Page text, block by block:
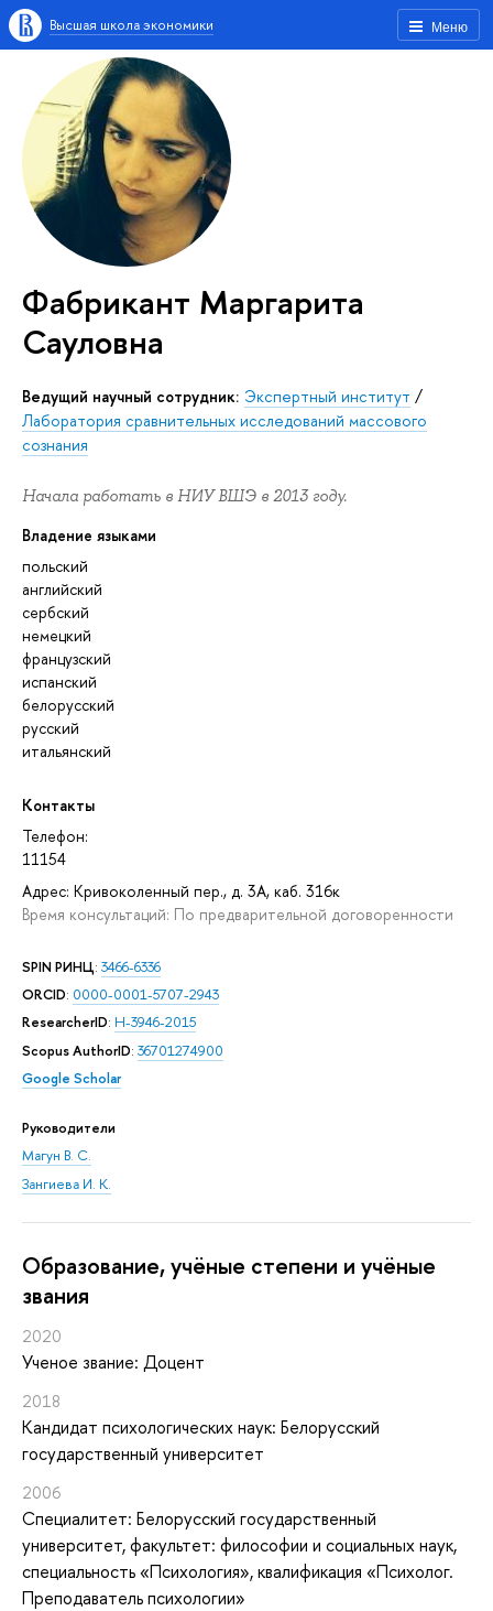
Меню
Высшая школа экономики
Фабрикант Маргарита
Сауловна
Ведущий научный сотрудник: Экспертный институт /
Лаборатория сравнительных исследований массового
сознания
Начала работать в НИУ ВШЭ в 2013 году.
Владение языками
польский
английский
сербский
немецкий
французский
испанский
белорусский
русский
итальянский
Контакты
Телефон:
11154
Адрес: Кривоколенный пер., д. 3А, каб. 316к
Время консультаций: По предварительной договоренности
SPIN РИНЦ: 3466-6336
ORCID: 0000-0001-5707-2943
ResearcherID: H-3946-2015
Scopus AuthorID: 36701274900
Google Scholar
Руководители
Магун В. С.
Зангиева И. К.
Oбразование, учёные степени и учёные
звания
2020
Ученое звание: Доцент
2018
Кандидат психологических наук: Белорусский
государственный университет
2006
Специалитет: Белорусский государственный
университет, факультет: философии и социальных наук,
специальность «Психология», квалификация «Психолог.
Преподаватель психологии»